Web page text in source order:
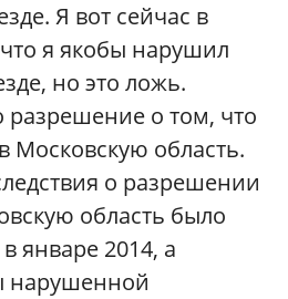
Я вот сейчас в
я якобы нарушил
но это ложь.
разрешение о том, что
Московскую область.
о разрешении
область было
январе 2014, а
нарушенной